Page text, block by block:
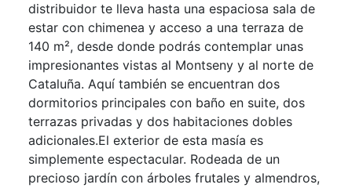
distribuidor te lleva hasta una espaciosa sala de
estar con chimenea y acceso a una terraza de
140 m², desde donde podrás contemplar unas
impresionantes vistas al Montseny y al norte de
Cataluña. Aquí también se encuentran dos
dormitorios principales con baño en suite, dos
terrazas privadas y dos habitaciones dobles
adicionales.El exterior de esta masía es
simplemente espectacular. Rodeada de un
precioso jardín con árboles frutales y almendros,